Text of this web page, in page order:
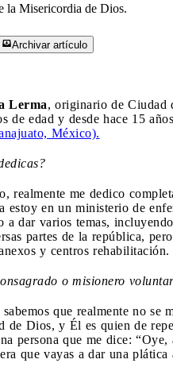
la Misericordia de Dios.
Archivar artículo
Lerma, originario de Ciudad
de edad y desde hace 15
México).
realmente me dedico
estoy en un ministerio de
a dar varios temas,
partes de la república, pero
y centros rehabilitación.
o misionero
que realmente no se
de Dios, y Él es quien de
persona que me dice: “Oye,
que vayas a dar una plática